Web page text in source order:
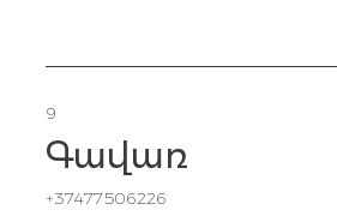
9
Գավառ
+37477506226